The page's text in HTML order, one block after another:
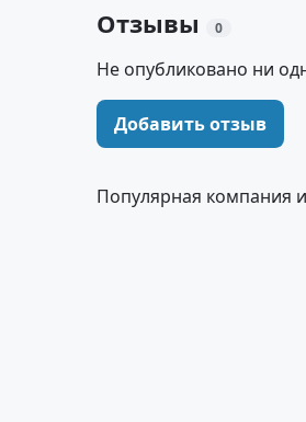
Отзывы 0
Не опубликовано ни
Добавить отзыв
Популярная компания